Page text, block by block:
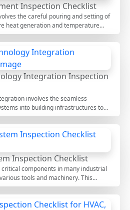
Inspection Checklist
the careful pouring and setting of
heat generation and temperature
inspection covers all processes from
post-placement monitoring, ensuring
following this checklist, construction
the thermal properties of mass
cracking and ensuring quality. With
tick items, leave comments, and export
or Excel, secured with a QR code.
Integration Inspection
involves the seamless
into building infrastructures to
occupant comfort. This inspection
including sensor deployment, network
By focusing on these areas,
functionality and avoid costly
allows users to tick items, add
reports as PDF or Excel, complete with
Inspection Checklist
components in many industrial
tools and machinery. This
of these systems, covering components
piping. A thorough inspection ensures
of the system, preventing costly